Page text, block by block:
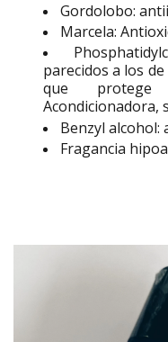
Gordolobo:
Marcela:
parecidos a los
que
Acondicionadora,
Benzyl alcohol:
Fragancia